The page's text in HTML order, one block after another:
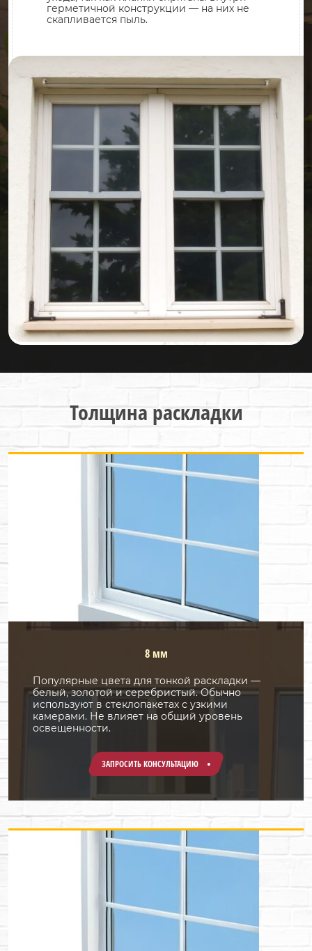
герметичной конструкции — на них не
скапливается пыль.
Толщина раскладки
8 мм
Популярные цвета для тонкой раскладки —
белый, золотой и серебристый. Обычно
используют в стеклопакетах с узкими
камерами. Не влияет на общий уровень
освещенности.
ЗАПРОСИТЬ КОНСУЛЬТАЦИЮ